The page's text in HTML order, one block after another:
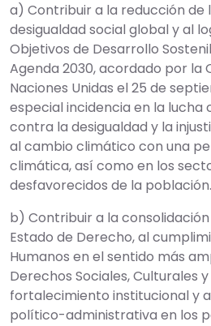
a) Contribuir a la reducción de
desigualdad social global y al
Objetivos de Desarrollo
Agenda 2030, acordado por la
Naciones Unidas el 25 de
especial incidencia en la lucha
contra la desigualdad y la
al cambio climático con una
climática, así como en los
desfavorecidos de la población.
b) Contribuir a la
Estado de Derecho, al
Humanos en el sentido más
Derechos Sociales, Culturales
fortalecimiento institucional y
político-administrativa en los